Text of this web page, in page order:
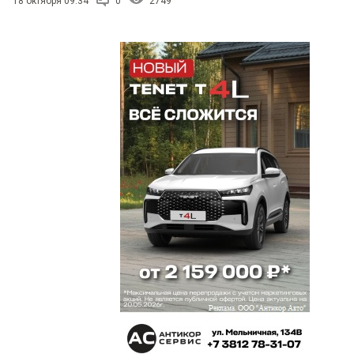
Михаил, Вы хотите сказать, что РЭК уменьшит
для ПАТП экономически обоснованный тариф, с
которым сам же согласился в декабре 2012
года? Абсурд! Каждое ПАТП тут же подаст в
арбитражный суд и выиграет иск. Прецеденты
судебного доказывания заниженного РЭКом
тарифа в Омске уже есть.
14 ноября 2013 в 08:55:
Срок действия данного приказа — с 01.01.2013 по
31.12.2013, так что с нового года он
недействителен.
Пассажир 14 ноября 2013 в 08:39:
Кстати, действительно интересно оргинальное
решение ценовой проблемы на транспорте в
Красноярске с помощью транспорной карты с
более дешевым тарифом, о котором рассказал
во вчерашнем номере вашей газеты директор
красноярского департамента транспорта Ким.